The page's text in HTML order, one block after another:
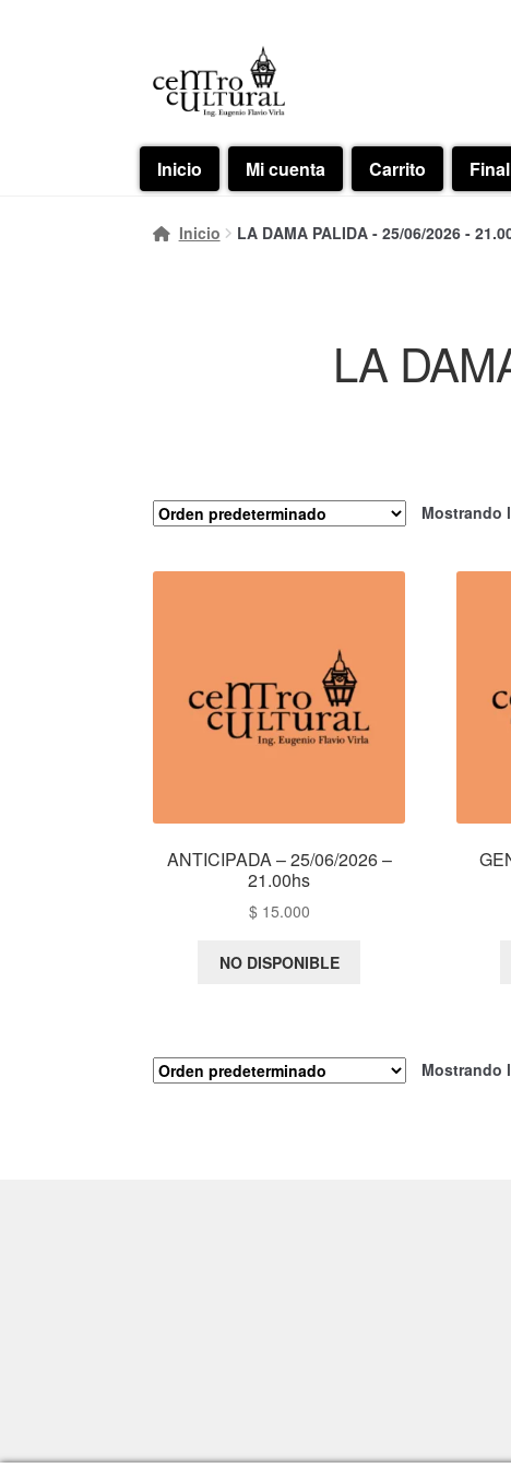
a
navegación
al
contenido
Inicio Mi cuenta Carrito
Inicio LA DAMA PALIDA - 25/06/2026 -
LA
Mostrando
ANTICIPADA – 25/06/2026 –
21.00hs
$15.000
NO DISPONIBLE
Mostrando